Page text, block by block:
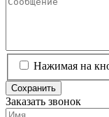
Нажимая на
Сохранить
Заказать звонок